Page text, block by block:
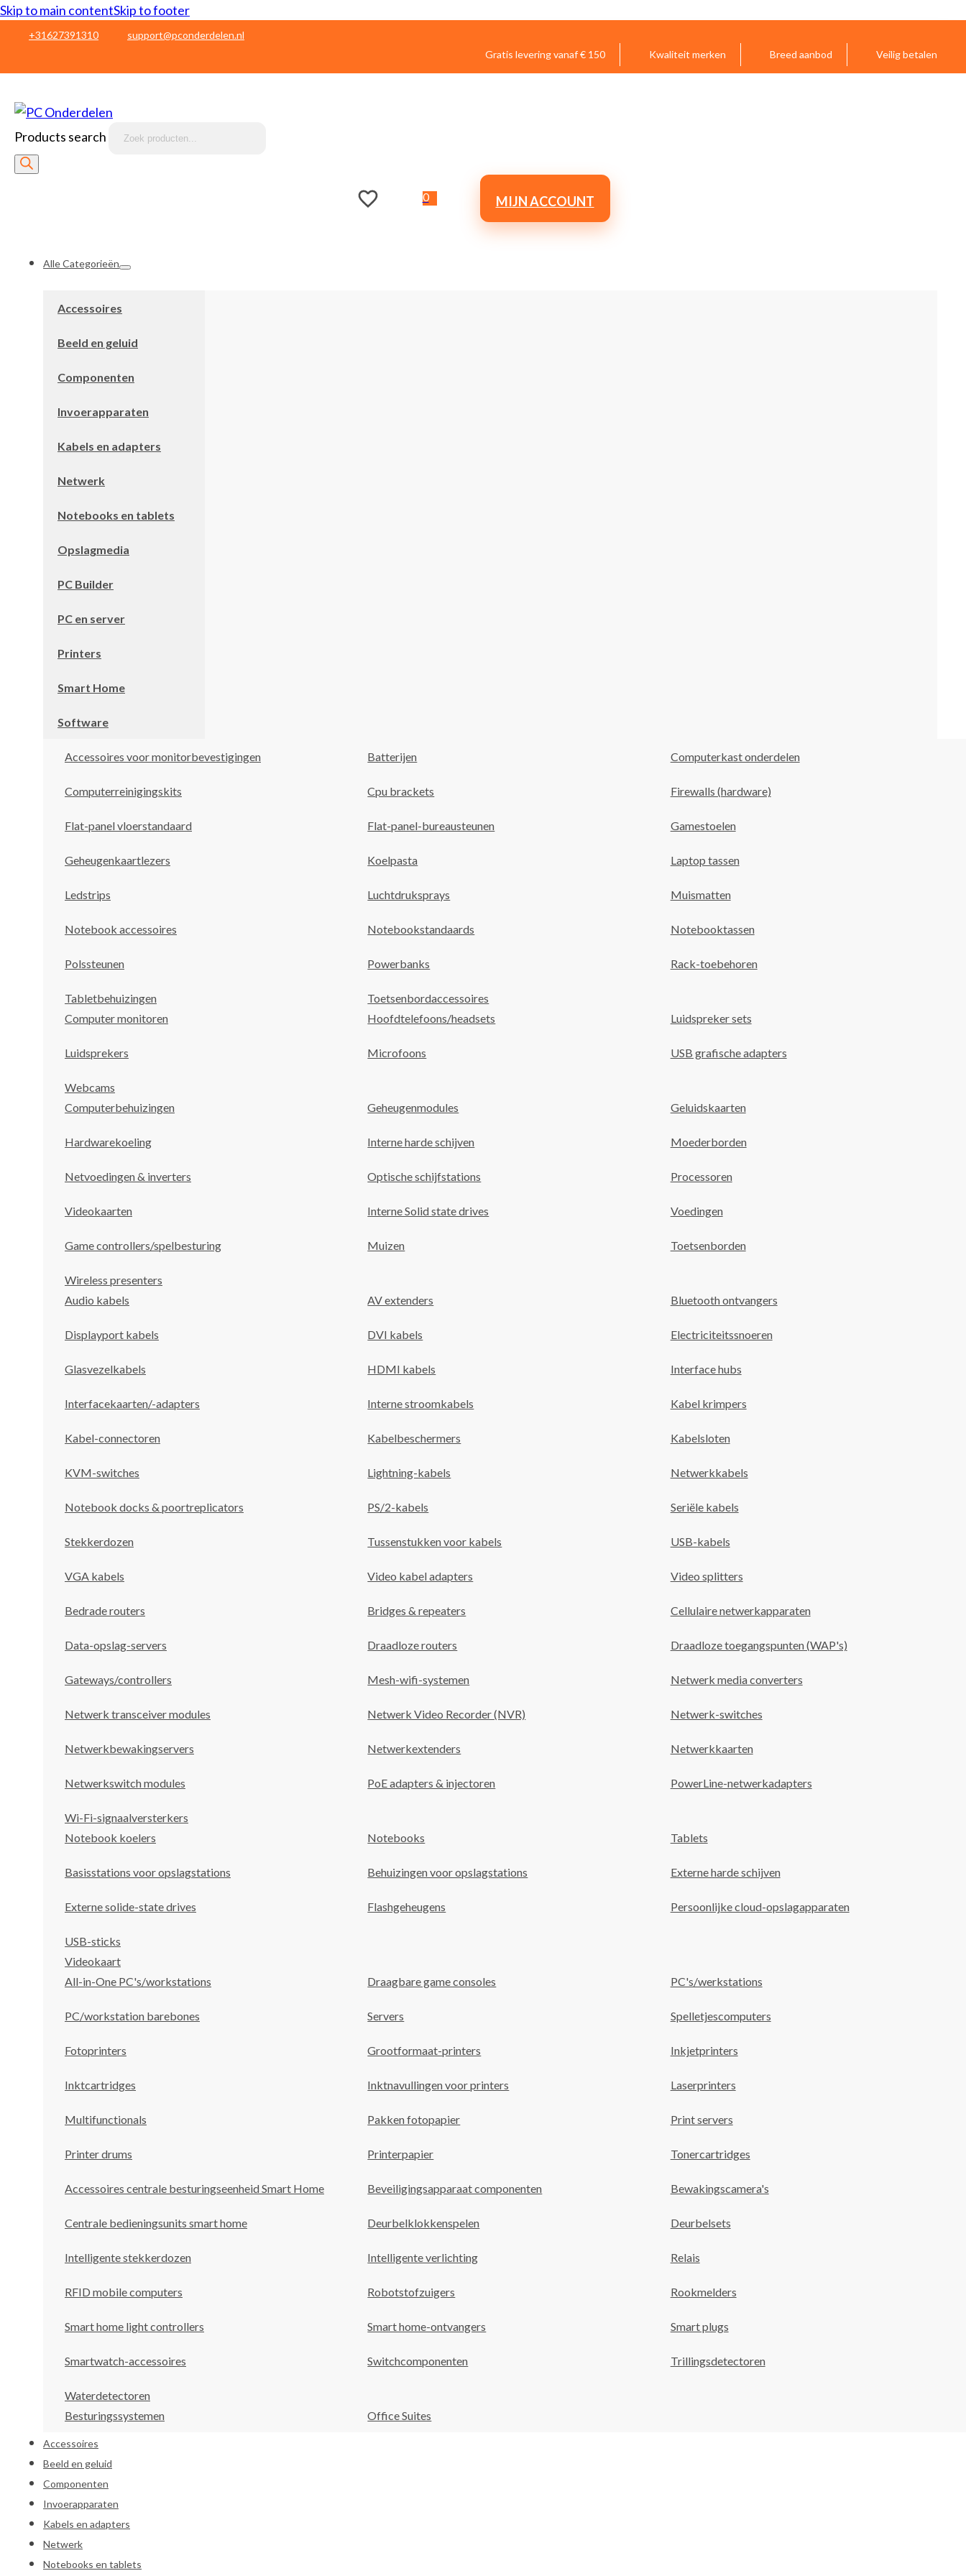
Skip to main contentSkip to footer
+31627391310
support@pconderdelen.nl
Gratis levering vanaf € 150
Kwaliteit merken Breed aanbod Veilig betalen
Products search
0 MIJN ACCOUNT
Alle Categorieën
Accessoires
Beeld en geluid
Componenten
Invoerapparaten
Kabels en adapters
Netwerk
Notebooks en tablets
Opslagmedia
PC Builder
PC en server
Printers
Smart Home
Software
Accessoires voor monitorbevestigingen Batterijen Computerkast onderdelen
Computerreinigingskits Cpu brackets Firewalls (hardware)
Flat-panel vloerstandaard Flat-panel-bureausteunen Gamestoelen
Geheugenkaartlezers Koelpasta Laptop tassen
Ledstrips Luchtdruksprays Muismatten
Notebook accessoires Notebookstandaards Notebooktassen
Polssteunen Powerbanks Rack-toebehoren
Tabletbehuizingen
Toetsenbordaccessoires
Computer monitoren
Hoofdtelefoons/headsets Luidspreker sets
Luidsprekers Microfoons USB grafische adapters
Webcams
Computerbehuizingen
Geheugenmodules Geluidskaarten
Hardwarekoeling Interne harde schijven Moederborden
Netvoedingen & inverters Optische schijfstations Processoren
Videokaarten Interne Solid state drives Voedingen
Game controllers/spelbesturing Muizen Toetsenborden
Wireless presenters
Audio kabels
AV extenders Bluetooth ontvangers
Displayport kabels DVI kabels Electriciteitssnoeren
Glasvezelkabels HDMI kabels Interface hubs
Interfacekaarten/-adapters Interne stroomkabels Kabel krimpers
Kabel-connectoren Kabelbeschermers Kabelsloten
KVM-switches Lightning-kabels Netwerkkabels
Notebook docks & poortreplicators PS/2-kabels Seriële kabels
Stekkerdozen Tussenstukken voor kabels USB-kabels
VGA kabels Video kabel adapters Video splitters
Bedrade routers Bridges & repeaters Cellulaire netwerkapparaten
Data-opslag-servers Draadloze routers Draadloze toegangspunten (WAP's)
Gateways/controllers Mesh-wifi-systemen Netwerk media converters
Netwerk transceiver modules Netwerk Video Recorder (NVR) Netwerk-switches
Netwerkbewakingservers Netwerkextenders Netwerkkaarten
Netwerkswitch modules PoE adapters & injectoren PowerLine-netwerkadapters
Wi-Fi-signaalversterkers
Notebook koelers
Notebooks Tablets
Basisstations voor opslagstations Behuizingen voor opslagstations Externe harde schijven
Externe solide-state drives Flashgeheugens Persoonlijke cloud-opslagapparaten
USB-sticks
Videokaart
All-in-One PC's/workstations
Draagbare game consoles PC's/werkstations
PC/workstation barebones Servers Spelletjescomputers
Fotoprinters Grootformaat-printers Inkjetprinters
Inktcartridges Inktnavullingen voor printers Laserprinters
Multifunctionals Pakken fotopapier Print servers
Printer drums Printerpapier Tonercartridges
Accessoires centrale besturingseenheid Smart Home Beveiligingsapparaat componenten Bewakingscamera's
Centrale bedieningsunits smart home Deurbelklokkenspelen Deurbelsets
Intelligente stekkerdozen Intelligente verlichting Relais
RFID mobile computers Robotstofzuigers Rookmelders
Smart home light controllers Smart home-ontvangers Smart plugs
Smartwatch-accessoires Switchcomponenten Trillingsdetectoren
Waterdetectoren
Besturingssystemen
Office Suites
Accessoires
Beeld en geluid
Componenten
Invoerapparaten
Kabels en adapters
Netwerk
Notebooks en tablets